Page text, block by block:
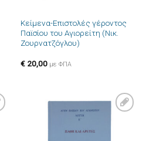
Κείμενα-Επιστολές γέροντος
Παϊσίου του Αγιορείτη (Νικ.
Ζουρνατζόγλου)
€20,00 με ΦΠΑ